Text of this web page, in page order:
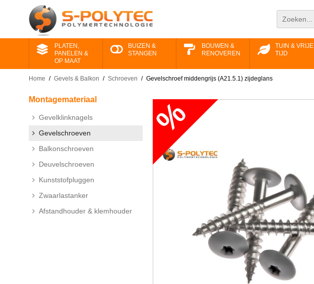
PLATEN,
PANELEN &
OP MAAT
BUIZEN &
STANGEN
BOUWEN &
RENOVEREN
TUIN & VRIJE
TIJD
Home / Gevels & Balkon / Schroeven / Gevelschroef middengrijs (A21.5.1) zijdeglans
Montage​materiaal
Gevelklinknagels
Gevelschroeven
Balkonschroeven
Deuvelschroeven
Kunststofpluggen
Zwaarlastanker
Afstandhouder & klemhouder